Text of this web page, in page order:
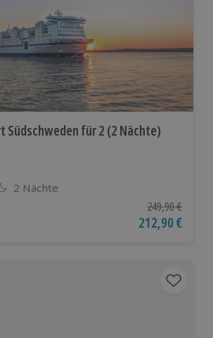
Südschweden für 2 (2 Nächte)
2 Nächte
basierend auf 50 Bewertungen
Ursprünglicher
249,90 €
Aktueller Preis
212,90 €